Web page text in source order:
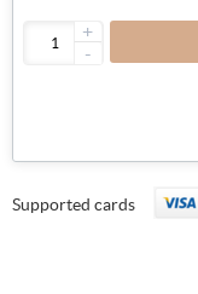
+
-
Supported cards